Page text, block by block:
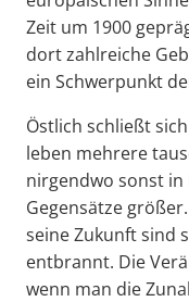
Zeit um 1900
dort zahlreiche
ein Schwerpunkt
Östlich schließt
leben mehrere
nirgendwo sonst in
Gegensätze
seine Zukunft sind
entbrannt. Die
wenn man die